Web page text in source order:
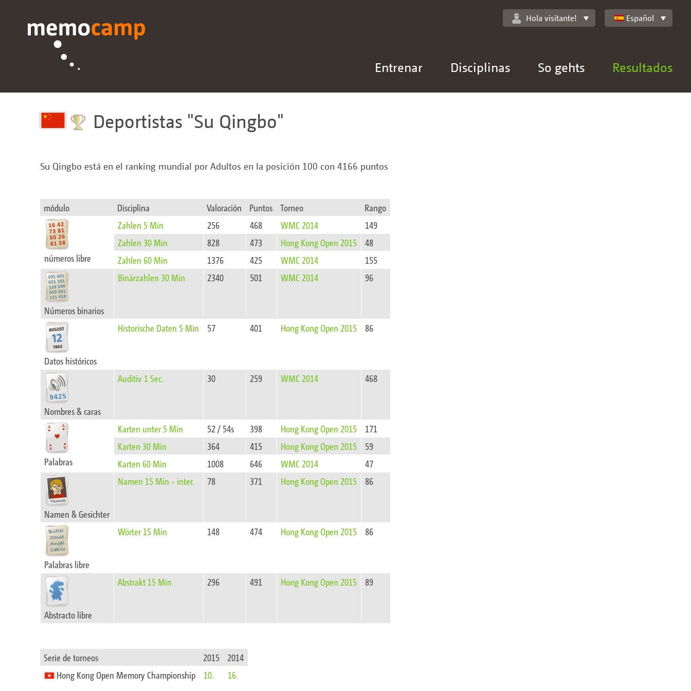
Entrenar Disciplinas So gehts Resultados
Hola visitante! Español
Deportistas Su Qingbo
Su Qingbo está en el ranking mundial por Adultos en la posición 100 con 4166 puntos
módulo Disciplina Valoración Puntos Torneo Rango
números libre
Zahlen 5 Min 256 468 WMC 2014
149
Zahlen 30 Min
828 473 Hong Kong Open 2015
48
Zahlen 60 Min
1376 425 WMC 2014 155
Números binarios
Binärzahlen 30 Min 2340 501 WMC 2014 96
Datos históricos
Historische Daten 5 Min 57 401 Hong Kong Open 2015 86
Nombres & caras
Auditiv 1 Sec. 30 259 WMC 2014 468
Palabras
Karten unter 5 Min 52 / 54s 398 Hong Kong Open 2015
171
Karten 30 Min
364 415 Hong Kong Open 2015
59
Karten 60 Min
1008 646 WMC 2014 47
Namen & Gesichter
Namen 15 Min - inter. 78 371 Hong Kong Open 2015 86
Palabras libre
Wörter 15 Min 148 474 Hong Kong Open 2015 86
Abstracto libre
Abstrakt 15 Min 296 491 Hong Kong Open 2015 89
Serie de torneos 2015
2014
Hong Kong Open Memory Championship
10. 16.